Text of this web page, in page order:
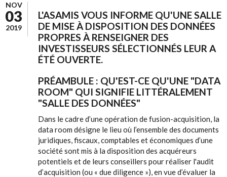
NOV
03
2019
L'ASAMIS VOUS INFORME QU'UNE SALLE
DE MISE À DISPOSITION DES DONNÉES
PROPRES À RENSEIGNER DES
INVESTISSEURS SÉLECTIONNÉS LEUR A
ÉTÉ OUVERTE.
PRÉAMBULE : QU'EST-CE QU'UNE "DATA
ROOM" QUI SIGNIFIE LITTÉRALEMENT
"SALLE DES DONNÉES"
Dans le cadre d’une opération de fusion-acquisition, la
data room désigne le lieu où l’ensemble des documents
juridiques, fiscaux, comptables et économiques d’une
société sont mis à la disposition des acquéreurs
potentiels et de leurs conseillers pour réaliser l'audit
d’acquisition (ou « due diligence »), en vue d’évaluer la